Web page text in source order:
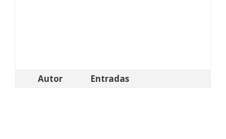
Autor Entradas